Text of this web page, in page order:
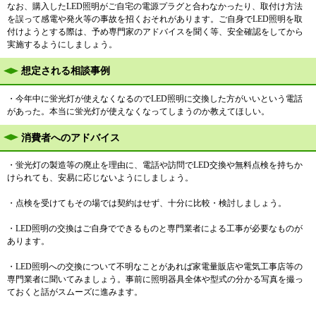
なお、購入したLED照明がご自宅の電源プラグと合わなかったり、取付け方法
を誤って感電や発火等の事故を招くおそれがあります。ご自身でLED照明を取
付けようとする際は、予め専門家のアドバイスを聞く等、安全確認をしてから
実施するようにしましょう。
想定される相談事例
・今年中に蛍光灯が使えなくなるのでLED照明に交換した方がいいという電話
があった。本当に蛍光灯が使えなくなってしまうのか教えてほしい。
消費者へのアドバイス
・蛍光灯の製造等の廃止を理由に、電話や訪問でLED交換や無料点検を持ちか
けられても、安易に応じないようにしましょう。
・点検を受けてもその場では契約はせず、十分に比較・検討しましょう。
・LED照明の交換はご自身でできるものと専門業者による工事が必要なものが
あります。
・LED照明への交換について不明なことがあれば家電量販店や電気工事店等の
専門業者に聞いてみましょう。事前に照明器具全体や型式の分かる写真を撮っ
ておくと話がスムーズに進みます。